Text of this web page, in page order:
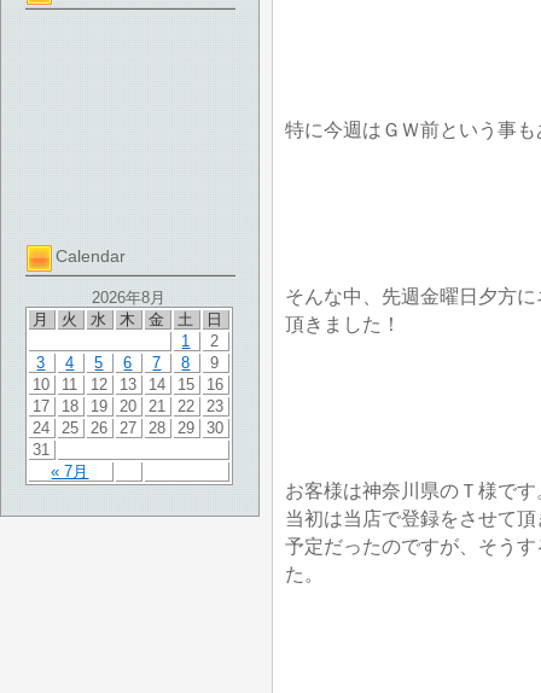
Calendar
2026年8月
月
火 水 木 金 土 日
« 7月
1
2
3
4 5 6 7 8
9
10
11 12 13 14 15
16
17
18 19 20 21 22
23
24
25 26 27 28 29
30
31
特に今週はＧＷ前という事
そんな中、先週金曜日夕方
頂きました！
お客様は神奈川県のＴ様で
当初は当店で登録をさせて
予定だったのですが、そう
た。